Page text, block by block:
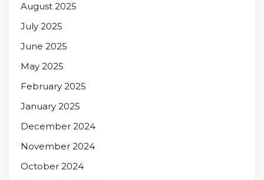
August 2025
July 2025
June 2025
May 2025
February 2025
January 2025
December 2024
November 2024
October 2024